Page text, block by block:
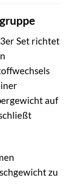
Set richtet
auf
zu